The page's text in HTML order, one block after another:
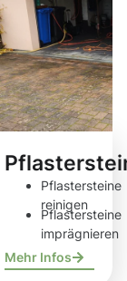
Pflastersteine
reinigen
Pflastersteine
imprägnieren
Mehr Infos